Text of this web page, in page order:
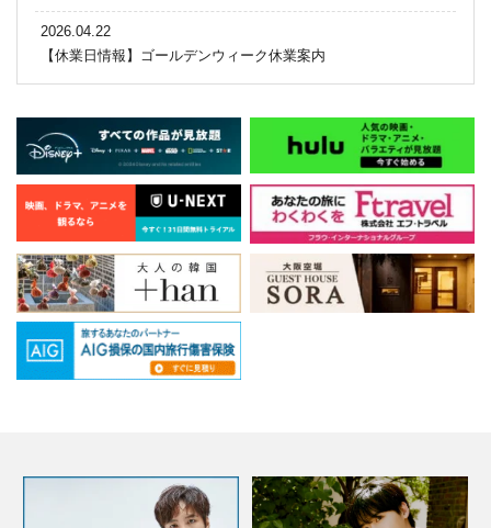
2026.04.22
【休業日情報】ゴールデンウィーク休業案内